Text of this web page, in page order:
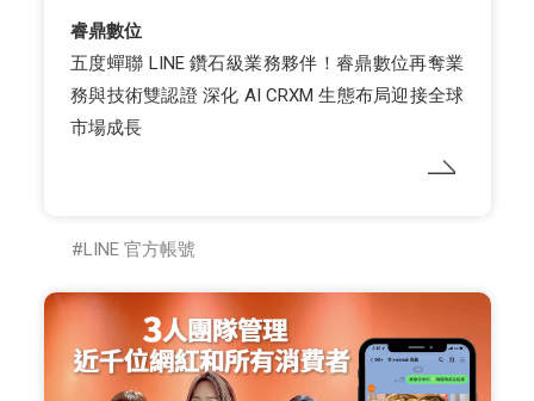
睿鼎數位
五度蟬聯 LINE 鑽石級業務夥伴！睿鼎數位再奪業
務與技術雙認證 深化 AI CRXM 生態布局迎接全球
市場成長
LINE 官方帳號